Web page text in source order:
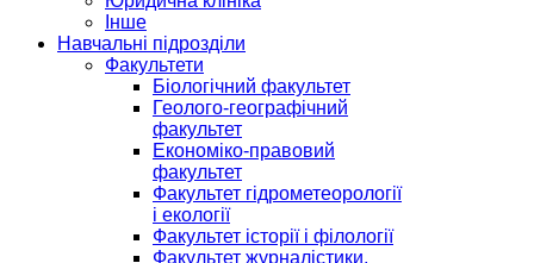
Інше
Навчальні підрозділи
Факультети
Біологічний факультет
Геолого-географічний
факультет
Економіко-правовий
факультет
Факультет гідрометеорології
і екології
Факультет історії і філології
Факультет журналістики,